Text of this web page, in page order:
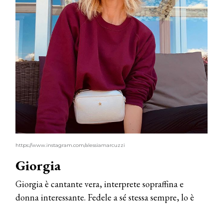
https://www.instagram.com/alessiamarcuzzi
Giorgia
Giorgia è cantante vera, interprete sopraffina e
donna interessante. Fedele a sé stessa sempre, lo è